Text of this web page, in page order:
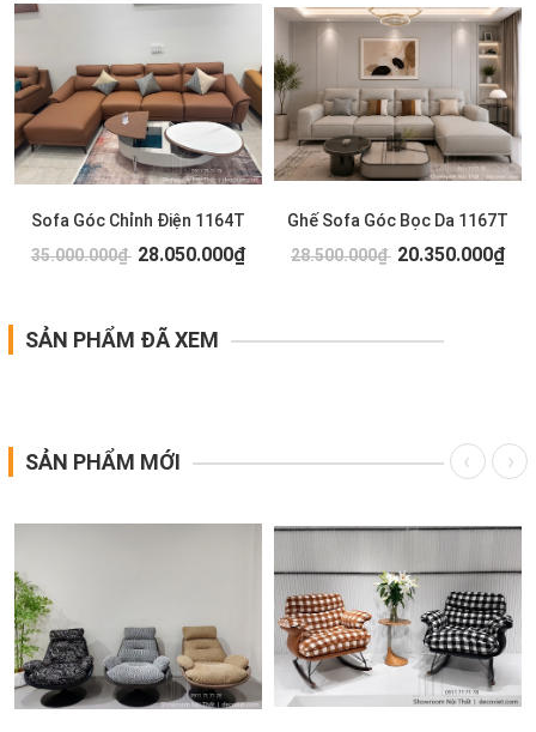
Sofa Góc Chỉnh Điện 1164T
35.000.000₫ 28.050.000₫
Ghế Sofa Góc Bọc Da 1167T
28.500.000₫ 20.350.000₫
SẢN PHẨM ĐÃ XEM
SẢN PHẨM MỚI